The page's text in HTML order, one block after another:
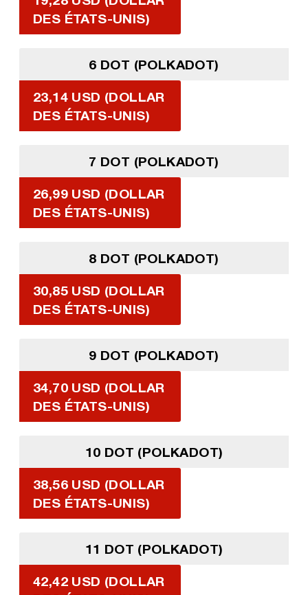
DES ÉTATS-UNIS)
6 DOT (POLKADOT)
23,14 USD (DOLLAR
DES ÉTATS-UNIS)
7 DOT (POLKADOT)
26,99 USD (DOLLAR
DES ÉTATS-UNIS)
8 DOT (POLKADOT)
30,85 USD (DOLLAR
DES ÉTATS-UNIS)
9 DOT (POLKADOT)
34,70 USD (DOLLAR
DES ÉTATS-UNIS)
10 DOT (POLKADOT)
38,56 USD (DOLLAR
DES ÉTATS-UNIS)
11 DOT (POLKADOT)
42,42 USD (DOLLAR